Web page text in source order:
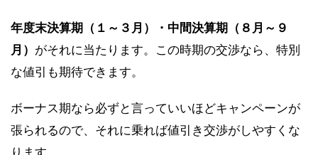
年度末決算期（１～３月）・中間決算期（８月～９
月） がそれに当たります。この時期の交渉なら、特別
な値引も期待できます。
ボーナス期なら必ずと言っていいほどキャンペーンが
張られるので、それに乗れば値引き交渉がしやすくな